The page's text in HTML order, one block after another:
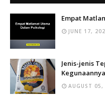
Empat
JUNE 17,
Jenis-jenis
Kegunaannya
AUGUST 05,